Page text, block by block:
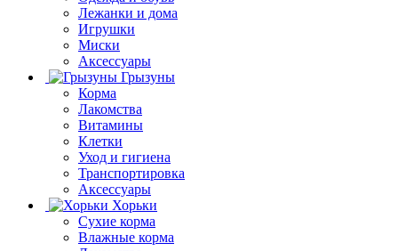
Лежанки и дома
Игрушки
Миски
Аксессуары
Грызуны
Корма
Лакомства
Витамины
Клетки
Уход и гигиена
Транспортировка
Аксессуары
Хорьки
Сухие корма
Влажные корма